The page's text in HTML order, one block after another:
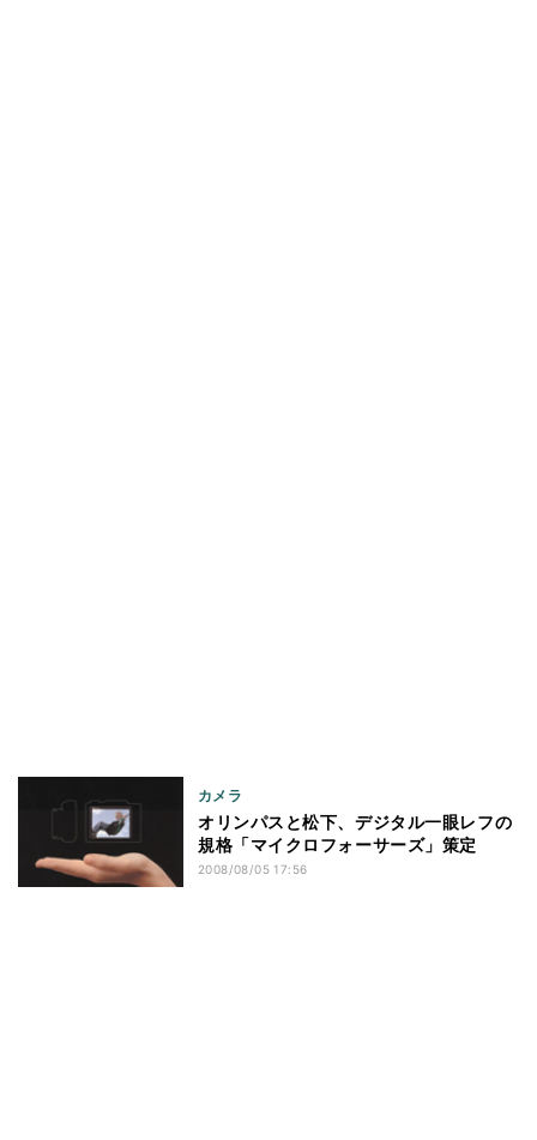
カメラ
オリンパスと松下、デジタル一眼レフの
規格「マイクロフォーサーズ」策定
2008/08/05 17:56